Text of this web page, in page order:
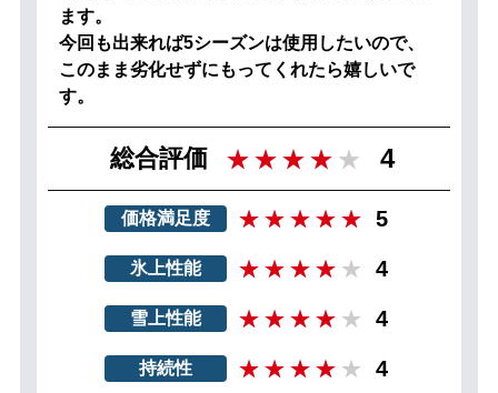
ます。
今回も出来れば5シーズンは使用したいので、
このまま劣化せずにもってくれたら嬉しいで
す。
総合評価 4
価格満足度 5
氷上性能 4
雪上性能 4
持続性 4